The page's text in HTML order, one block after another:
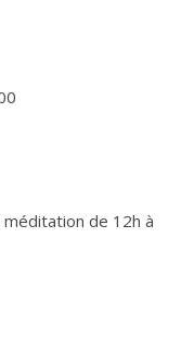
méditation de 12h à